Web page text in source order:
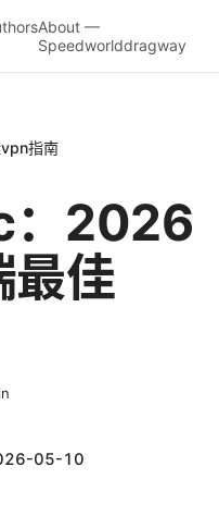
About —
Speedworlddragway
指南
：2026
最佳
05-10